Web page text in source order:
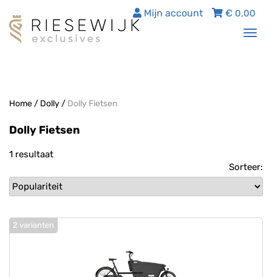
€ 0,00
Mijn account
Home/ Dolly/ Dolly Fietsen
Dolly Fietsen
1 resultaat
Sorteer:
2 varianten